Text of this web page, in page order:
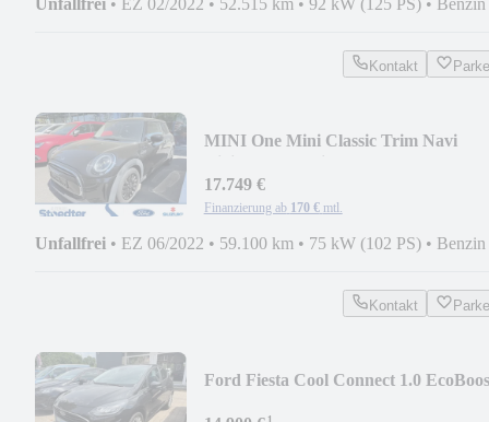
Kontakt
MINI One Mini Classic Trim Navi
17.749 €
Finanzierung ab 170 € mtl.
Unfallfrei • EZ 06/2022 • 59.100 km • 75 kW (102 PS) • Benzin
Kontakt
Ford Fiesta Cool Connect 1.0